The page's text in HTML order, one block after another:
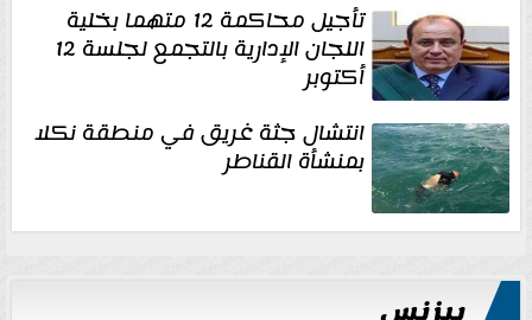
تأجيل محاكمة 12 متهما بخلية
اللجان الإدارية بالتجمع لجلسة 12
أكتوبر
انتشال جثة غريق في منطقة نكلا
بمنشأة القناطر